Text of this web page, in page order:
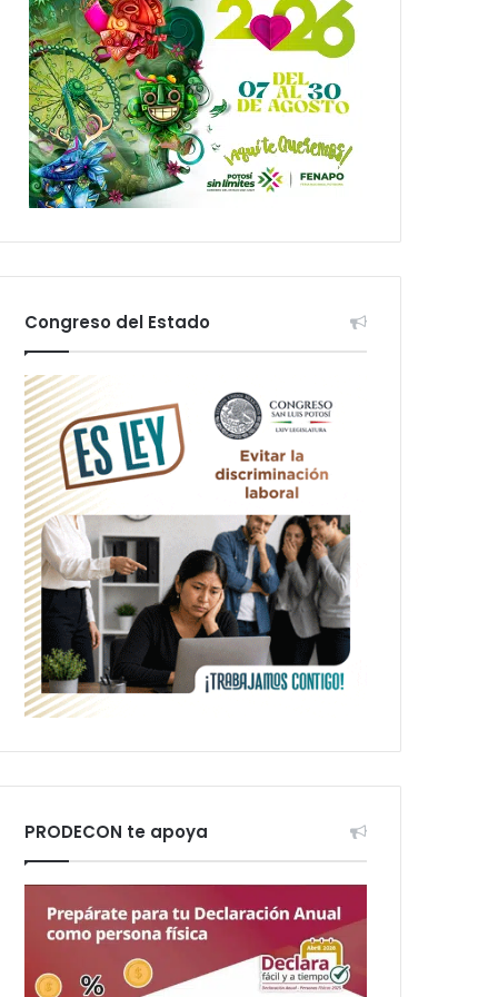
Congreso del Estado
PRODECON te apoya